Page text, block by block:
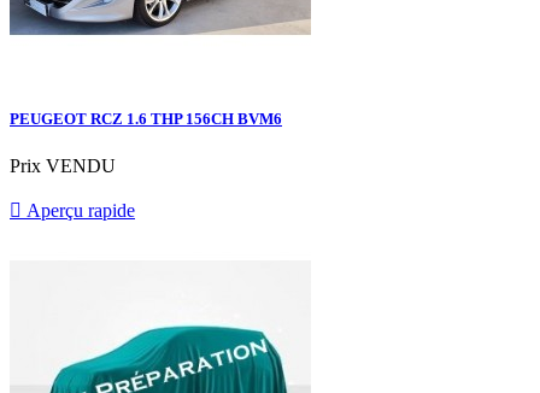
PEUGEOT RCZ 1.6 THP 156CH BVM6
Prix VENDU
 Aperçu rapide